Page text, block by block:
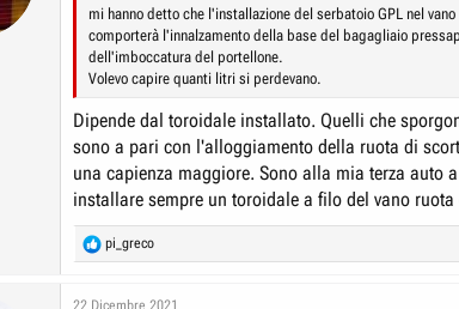
n
s
:
mi hanno detto che l'installazione del serbatoio GPL nel
comporterà l'innalzamento della base del bagagliaio
dell'imboccatura del portellone.
Volevo capire quanti litri si perdevano.
Dipende dal toroidale installato. Quelli che
sono a pari con l'alloggiamento della ruota di
una capienza maggiore. Sono alla mia terza auto
installare sempre un toroidale a filo del vano
R
e
c
pi_greco
22 Dicembre 2021